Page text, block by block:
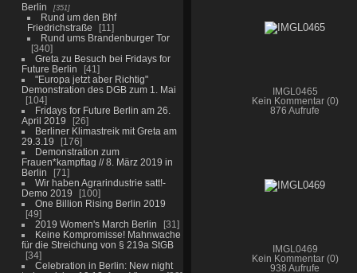
Berlin
351
Rund um den Bhf
Friedrichstraße
11
Rund ums Brandenburger Tor
340
Greta zu Besuch bei Fridays for
Future Berlin
41
"Europa jetzt aber Richtig"
Demonstration des DGB zum 1. Mai
104
Fridays for Future Berlin am 26.
April 2019
26
Berliner Klimastreik mit Greta am
29.3.19
176
Demonstration zum
Frauen*kampftag // 8. März 2019 in
Berlin
71
Wir haben Agrarindustrie satt!-
Demo 2019
100
One Billion Rising Berlin 2019
49
2019 Women's March Berlin
31
Keine Kompromisse! Mahnwache
für die Streichung von § 219a StGB
34
Celebration in Berlin: New night
IMGL0465
Kein Kommentar (0)
876 Aufrufe
IMGL0469
Kein Kommentar (0)
938 Aufrufe